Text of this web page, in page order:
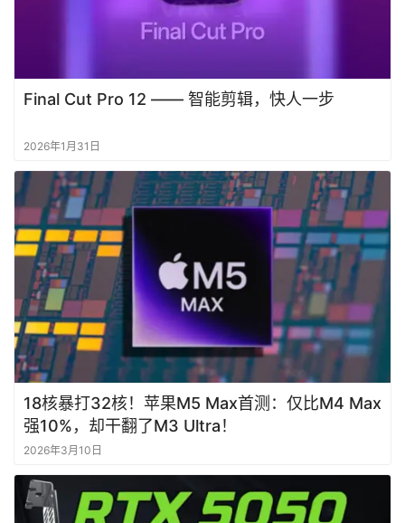
Final Cut Pro 12 —— 智能剪辑，快人一步
2026年1月31日
18核暴打32核！苹果M5 Max首测：仅比M4 Max
强10%，却干翻了M3 Ultra！
2026年3月10日